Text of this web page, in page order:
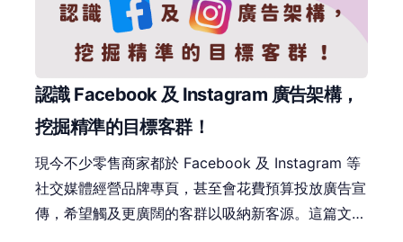
認識 Facebook 及 Instagram 廣告架構，
挖掘精準的目標客群！
現今不少零售商家都於 Facebook 及 Instagram 等
社交媒體經營品牌專頁，甚至會花費預算投放廣告宣
傳，希望觸及更廣闊的客群以吸納新客源。這篇文章